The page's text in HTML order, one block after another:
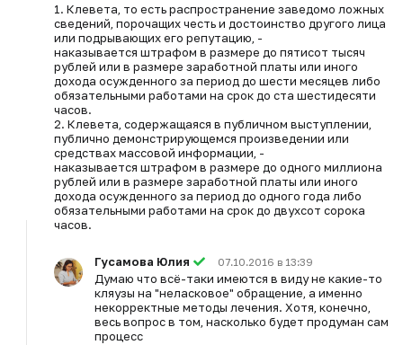
1. Клевета, то есть распространение заведомо ложных
сведений, порочащих честь и достоинство другого лица
или подрывающих его репутацию, -
наказывается штрафом в размере до пятисот тысяч
рублей или в размере заработной платы или иного
дохода осужденного за период до шести месяцев либо
обязательными работами на срок до ста шестидесяти
часов.
2. Клевета, содержащаяся в публичном выступлении,
публично демонстрирующемся произведении или
средствах массовой информации, -
наказывается штрафом в размере до одного миллиона
рублей или в размере заработной платы или иного
дохода осужденного за период до одного года либо
обязательными работами на срок до двухсот сорока
часов.
Гусамова Юлия 07.10.2016 в 13:39
Думаю что всё-таки имеются в виду не какие-то
кляузы на "неласковое" обращение, а именно
некорректные методы лечения. Хотя, конечно,
весь вопрос в том, насколько будет продуман сам
процесс